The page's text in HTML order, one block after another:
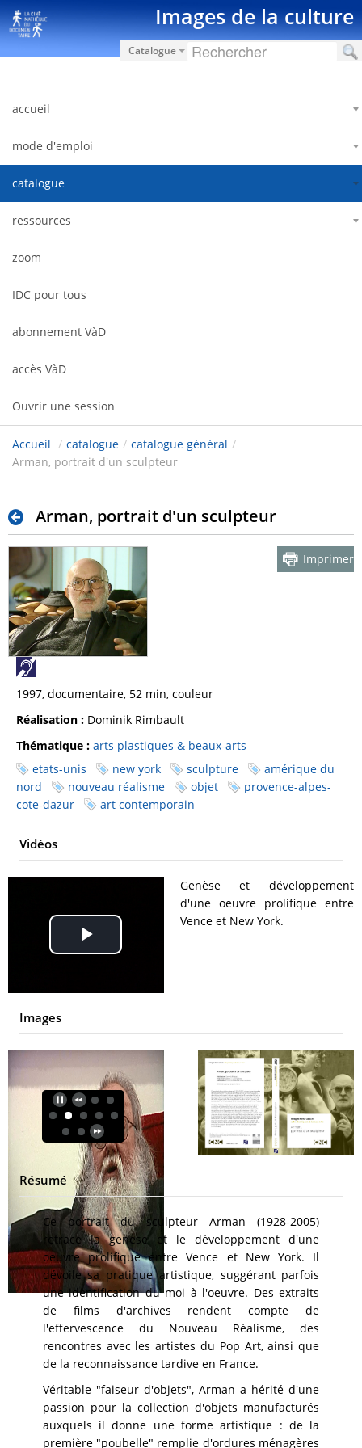
Saut au contenu Images de la culture
Catalogue
accueil
mode d'emploi
catalogue
ressources
zoom
IDC pour tous
abonnement VàD
accès VàD
Ouvrir une session
Accueil / catalogue / catalogue général /
Arman, portrait d'un sculpteur
Arman, portrait d'un sculpteur
Imprimer
1997, documentaire, 52 min, couleur
Réalisation : Dominik Rimbault
Thématique : arts plastiques & beaux-arts
etats-unis
new york sculpture
amérique du
nord
nouveau réalisme objet
provence-alpes-
cote-dazur
art contemporain
Vidéos
Play
Video
Genèse et développement
d'une oeuvre prolifique entre
Vence et New York.
Images
Résumé
Ce portrait du sculpteur Arman (1928-2005)
retrace la genèse et le développement d'une
oeuvre prolifique entre Vence et New York. Il
dévoile sa pratique artistique, suggérant parfois
une identification du moi à l'oeuvre. Des extraits
de films d'archives rendent compte de
l'effervescence du Nouveau Réalisme, des
rencontres avec les artistes du Pop Art, ainsi que
de la reconnaissance tardive en France.
Véritable "faiseur d'objets", Arman a hérité d'une
passion pour la collection d'objets manufacturés
auxquels il donne une forme artistique : de la
première "poubelle" remplie d'ordures ménagères